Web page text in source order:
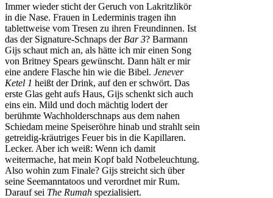
Immer wieder sticht der Geruch von Lakritzlikör
in die Nase. Frauen in Lederminis tragen ihn
tablettweise vom Tresen zu ihren Freundinnen. Ist
das der Signature-Schnaps der Bar 3? Barmann
Gijs schaut mich an, als hätte ich mir einen Song
von Britney Spears gewünscht. Dann hält er mir
eine andere Flasche hin wie die Bibel. Jenever
Ketel 1 heißt der Drink, auf den er schwört. Das
erste Glas geht aufs Haus, Gijs schenkt sich auch
eins ein. Mild und doch mächtig lodert der
berühmte Wachholderschnaps aus dem nahen
Schiedam meine Speiseröhre hinab und strahlt sein
getreidig-kräutriges Feuer bis in die Kapillaren.
Lecker. Aber ich weiß: Wenn ich damit
weitermache, hat mein Kopf bald Notbeleuchtung.
Also wohin zum Finale? Gijs streicht sich über
seine Seemanntatoos und verordnet mir Rum.
Darauf sei The Rumah spezialisiert.